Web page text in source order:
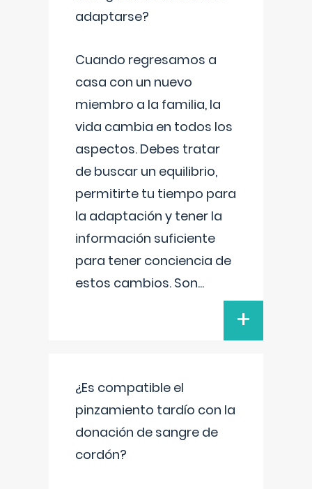
adaptarse?
Cuando regresamos a
casa con un nuevo
miembro a la familia, la
vida cambia en todos los
aspectos. Debes tratar
de buscar un equilibrio,
permitirte tu tiempo para
la adaptación y tener la
información suficiente
para tener conciencia de
estos cambios. Son...
+
¿Es compatible el
pinzamiento tardío con la
donación de sangre de
cordón?